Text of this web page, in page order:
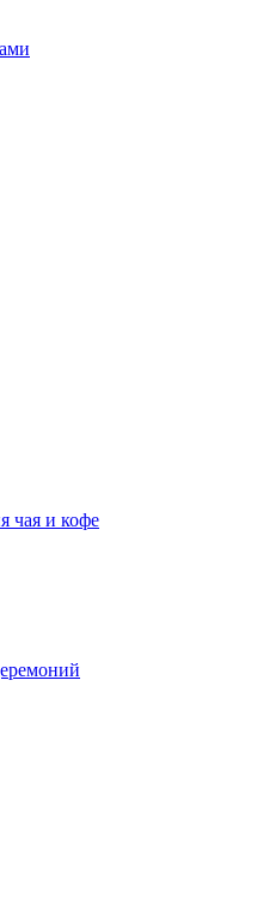
чая и кофе